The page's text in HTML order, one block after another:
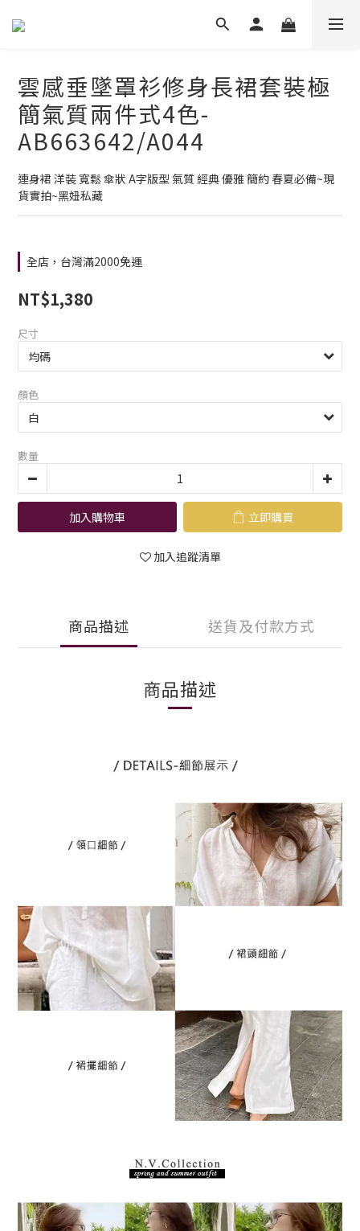
雲感垂墜罩衫修身長裙套裝極
簡氣質兩件式4色-
AB663642/A044
連身裙 洋裝 寬鬆 傘狀 A字版型 氣質 經典 優雅 簡約 春夏必備~現
貨實拍~黑妞私藏
全店，台灣滿2000免運
NT$1,380
尺寸
顏色
數量
加入購物車 立即購買
加入追蹤清單
商品描述 送貨及付款方式
商品描述